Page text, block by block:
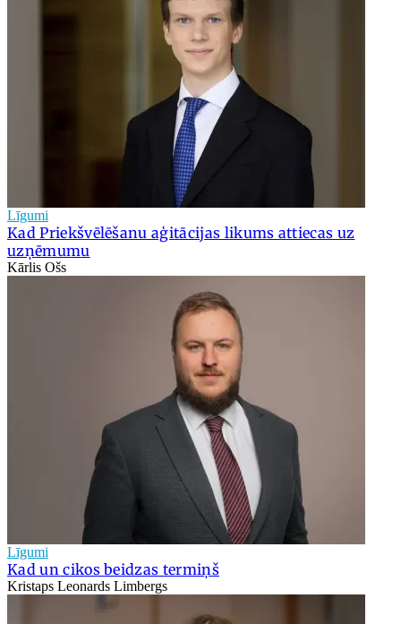
Līgumi
Kad Priekšvēlēšanu aģitācijas likums attiecas uz
uzņēmumu
Kārlis Ošs
Līgumi
Kad un cikos beidzas termiņš
Kristaps Leonards Limbergs